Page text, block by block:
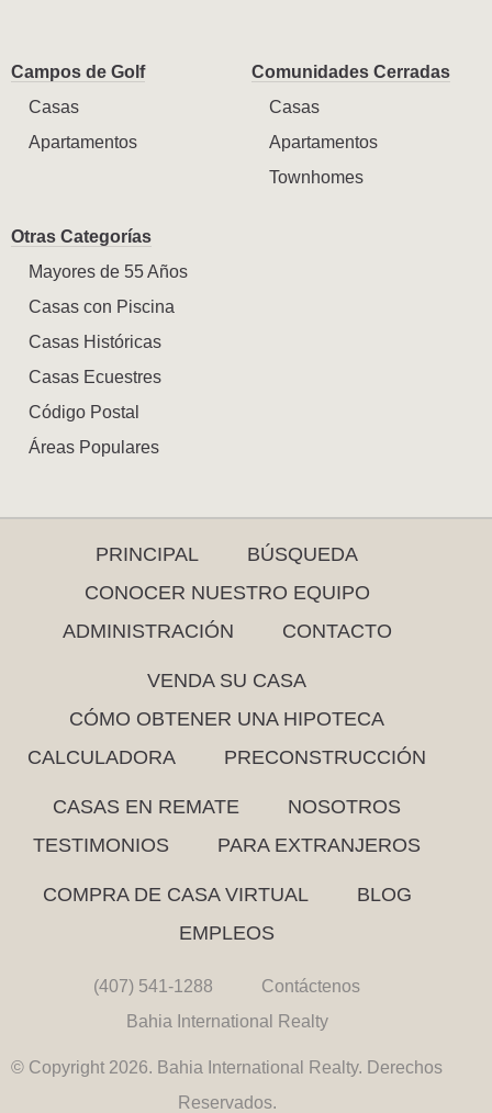
Campos de Golf
Casas
Apartamentos
Comunidades Cerradas
Casas
Apartamentos
Townhomes
Otras Categorías
Mayores de 55 Años
Casas con Piscina
Casas Históricas
Casas Ecuestres
Código Postal
Áreas Populares
PRINCIPAL
BÚSQUEDA
CONOCER NUESTRO EQUIPO
ADMINISTRACIÓN
CONTACTO
VENDA SU CASA
CÓMO OBTENER UNA HIPOTECA
CALCULADORA
PRECONSTRUCCIÓN
CASAS EN REMATE
NOSOTROS
TESTIMONIOS
PARA EXTRANJEROS
COMPRA DE CASA VIRTUAL
BLOG
EMPLEOS
(407) 541-1288
Contáctenos
Bahia International Realty
© Copyright 2026. Bahia International Realty. Derechos
Reservados.